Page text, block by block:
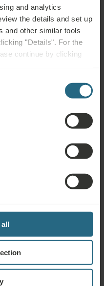
and analytics
the details and set up
and other similar tools
"Details". For the
continue by clicking
pytań dotyczących naszych
dotyczące naszego programu
i otrzymać dodatkowe zniżki,
dodatkowych informacji, których
stronie internetowej.